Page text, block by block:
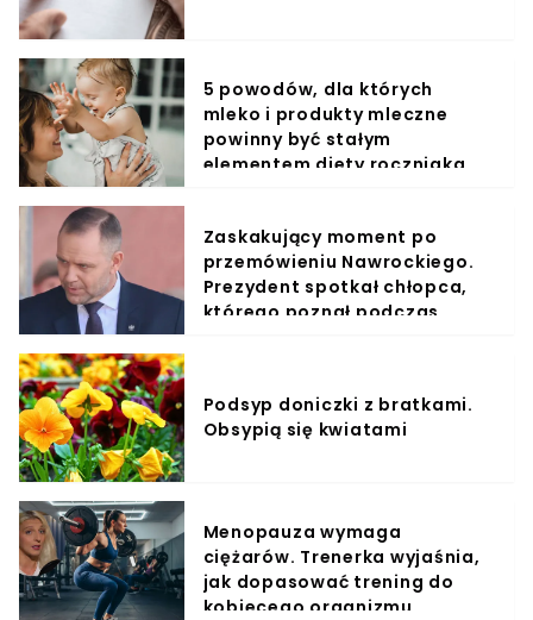
5 powodów, dla których
mleko i produkty mleczne
powinny być stałym
elementem diety roczniaka
Zaskakujący moment po
przemówieniu Nawrockiego.
Prezydent spotkał chłopca,
którego poznał podczas
Podsyp doniczki z bratkami.
Obsypią się kwiatami
Menopauza wymaga
ciężarów. Trenerka wyjaśnia,
jak dopasować trening do
kobiecego organizmu